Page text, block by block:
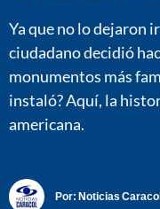
Ya que no lo dejaron
ciudadano decidió
monumentos más
instaló? Aquí, la
americana.
Por: Noticias